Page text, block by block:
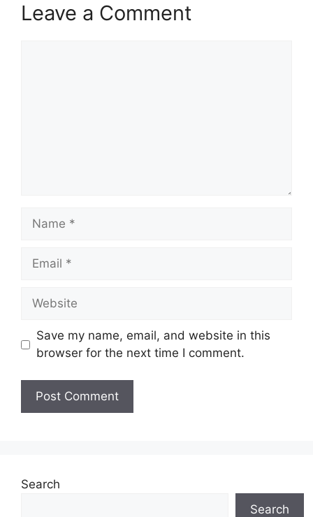
Leave a Comment
Name
Email
Website
Save my name, email, and website in this
browser for the next time I comment.
Search
Search